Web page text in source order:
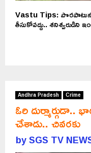
Vastu Tips: పొరపాటున
తీసుకోవద్దు.. శనిశ్వరుడిని
Andhra Pradesh Crime
ఓరి దుర్మార్గుడా..
చేశాడు.. చివరకు
bySGS TV